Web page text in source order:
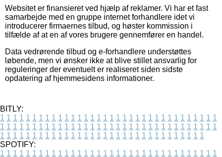
Websitet er finansieret ved hjælp af reklamer. Vi har et fast
samarbejde med en gruppe internet forhandlere idet vi
introducerer firmaernes tilbud, og høster kommission i
tilfælde af at en af vores brugere gennemfører en handel.
Data vedrørende tilbud og e-forhandlere understøttes
løbende, men vi ønsker ikke at blive stillet ansvarlig for
reguleringer der eventuelt er realiseret siden sidste
opdatering af hjemmesidens informationer.
BITLY:
1 1 1 1 1 1 1 1 1 1 1 1 1 1 1 1 1 1 1 1 1 1 1 1 1 1 1 1 1 1 1 1 1 1
1 1 1 1 1 1 1 1 1 1 1 1 1 1 1 1 1 1 1 1 1 1 1 1 1 1 1 1 1 1 1 1 1 1
1 1 1 1 1 1 1 1 1 1 1 1 1 1 1 1 1 1 1 1 1 1 1 1 1 1 1 1 1 1 1 1
SPOTIFY:
1 1 1 1 1 1 1 1 1 1 1 1 1 1 1 1 1 1 1 1 1 1 1 1 1 1 1 1 1 1 1 1 1 1